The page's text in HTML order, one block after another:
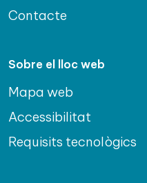
Contacte
Sobre el lloc web
Mapa web
Accessibilitat
Requisits tecnològics